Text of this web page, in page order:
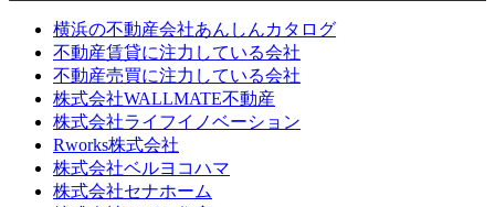
横浜の不動産会社あんしんカタログ
不動産賃貸に注力している会社
不動産売買に注力している会社
株式会社WALLMATE不動産
株式会社ライフイノベーション
Rworks株式会社
株式会社ベルヨコハマ
株式会社セナホーム